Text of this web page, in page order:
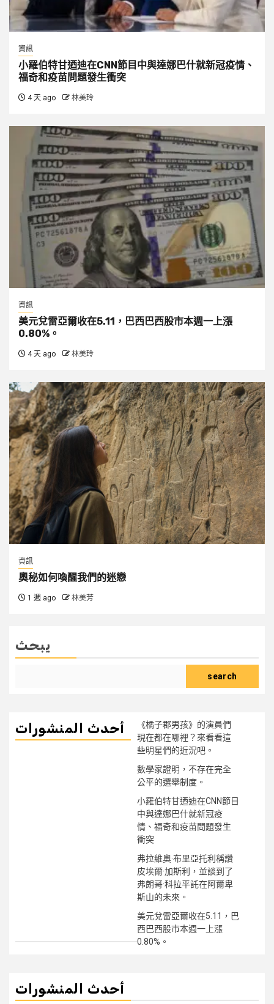
資訊
小羅伯特甘迺迪在CNN節目中與達娜巴什就新冠疫情、
福奇和疫苗問題發生衝突
4 天 ago 林美玲
資訊
美元兌雷亞爾收在5.11，巴西巴西股市本週一上漲
0.80%。
4 天 ago 林美玲
資訊
奧秘如何喚醒我們的迷戀
1 週 ago 林美芳
يبحث
search
أحدث المنشورات
《橘子郡男孩》的演員們
現在都在哪裡？來看看這
些明星們的近況吧。
數學家證明，不存在完全
公平的選舉制度。
小羅伯特甘迺迪在CNN節目
中與達娜巴什就新冠疫
情、福奇和疫苗問題發生
衝突
弗拉維奧·布里亞托利稱讚
皮埃爾·加斯利，並談到了
弗朗哥·科拉平託在阿爾卑
斯山的未來。
美元兌雷亞爾收在5.11，巴
西巴西股市本週一上漲
0.80%。
أحدث المنشورات